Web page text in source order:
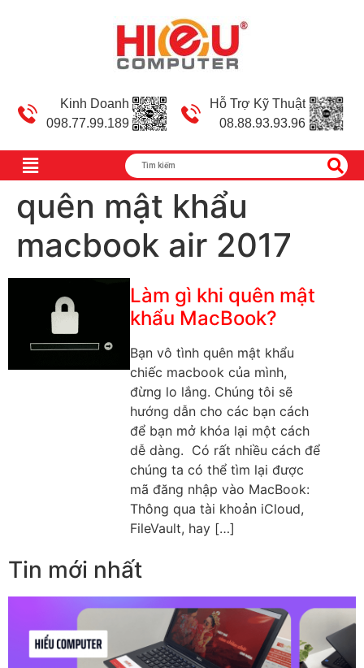
Kinh Doanh
098.77.99.189
Hỗ Trợ Kỹ Thuật
08.88.93.93.96
quên mật khẩu
macbook air 2017
Làm gì khi quên mật
khẩu MacBook?
Bạn vô tình quên mật khẩu
chiếc macbook của mình,
đừng lo lắng. Chúng tôi sẽ
hướng dẫn cho các bạn cách
để bạn mở khóa lại một cách
dễ dàng. Có rất nhiều cách để
chúng ta có thể tìm lại được
mã đăng nhập vào MacBook:
Thông qua tài khoản iCloud,
FileVault, hay […]
Tin mới nhất